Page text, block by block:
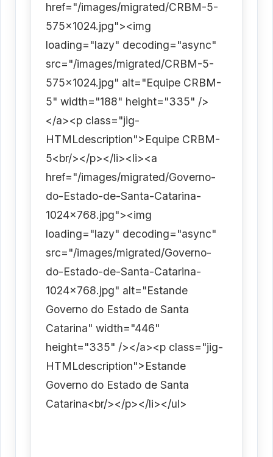
href="/images/migrated/CRBM-5-
575x1024.jpg"><img
loading="lazy" decoding="async"
src="/images/migrated/CRBM-5-
575x1024.jpg" alt="Equipe CRBM-
5" width="188" height="335" />
</a><p class="jig-
HTMLdescription">Equipe CRBM-
5<br/></p></li><li><a
href="/images/migrated/Governo-
do-Estado-de-Santa-Catarina-
1024x768.jpg"><img
loading="lazy" decoding="async"
src="/images/migrated/Governo-
do-Estado-de-Santa-Catarina-
1024x768.jpg" alt="Estande
Governo do Estado de Santa
Catarina" width="446"
height="335" /></a><p class="jig-
HTMLdescription">Estande
Governo do Estado de Santa
Catarina<br/></p></li></ul>